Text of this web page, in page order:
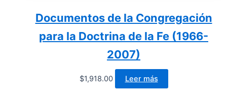
Documentos de la Congregación
para la Doctrina de la Fe (1966-
2007)
$1,918.00 Leer más